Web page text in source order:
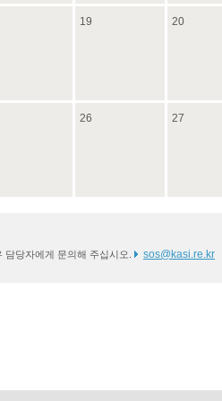
19 20
26 27
당자에게 문의해 주십시오. sos@kasi.re.kr